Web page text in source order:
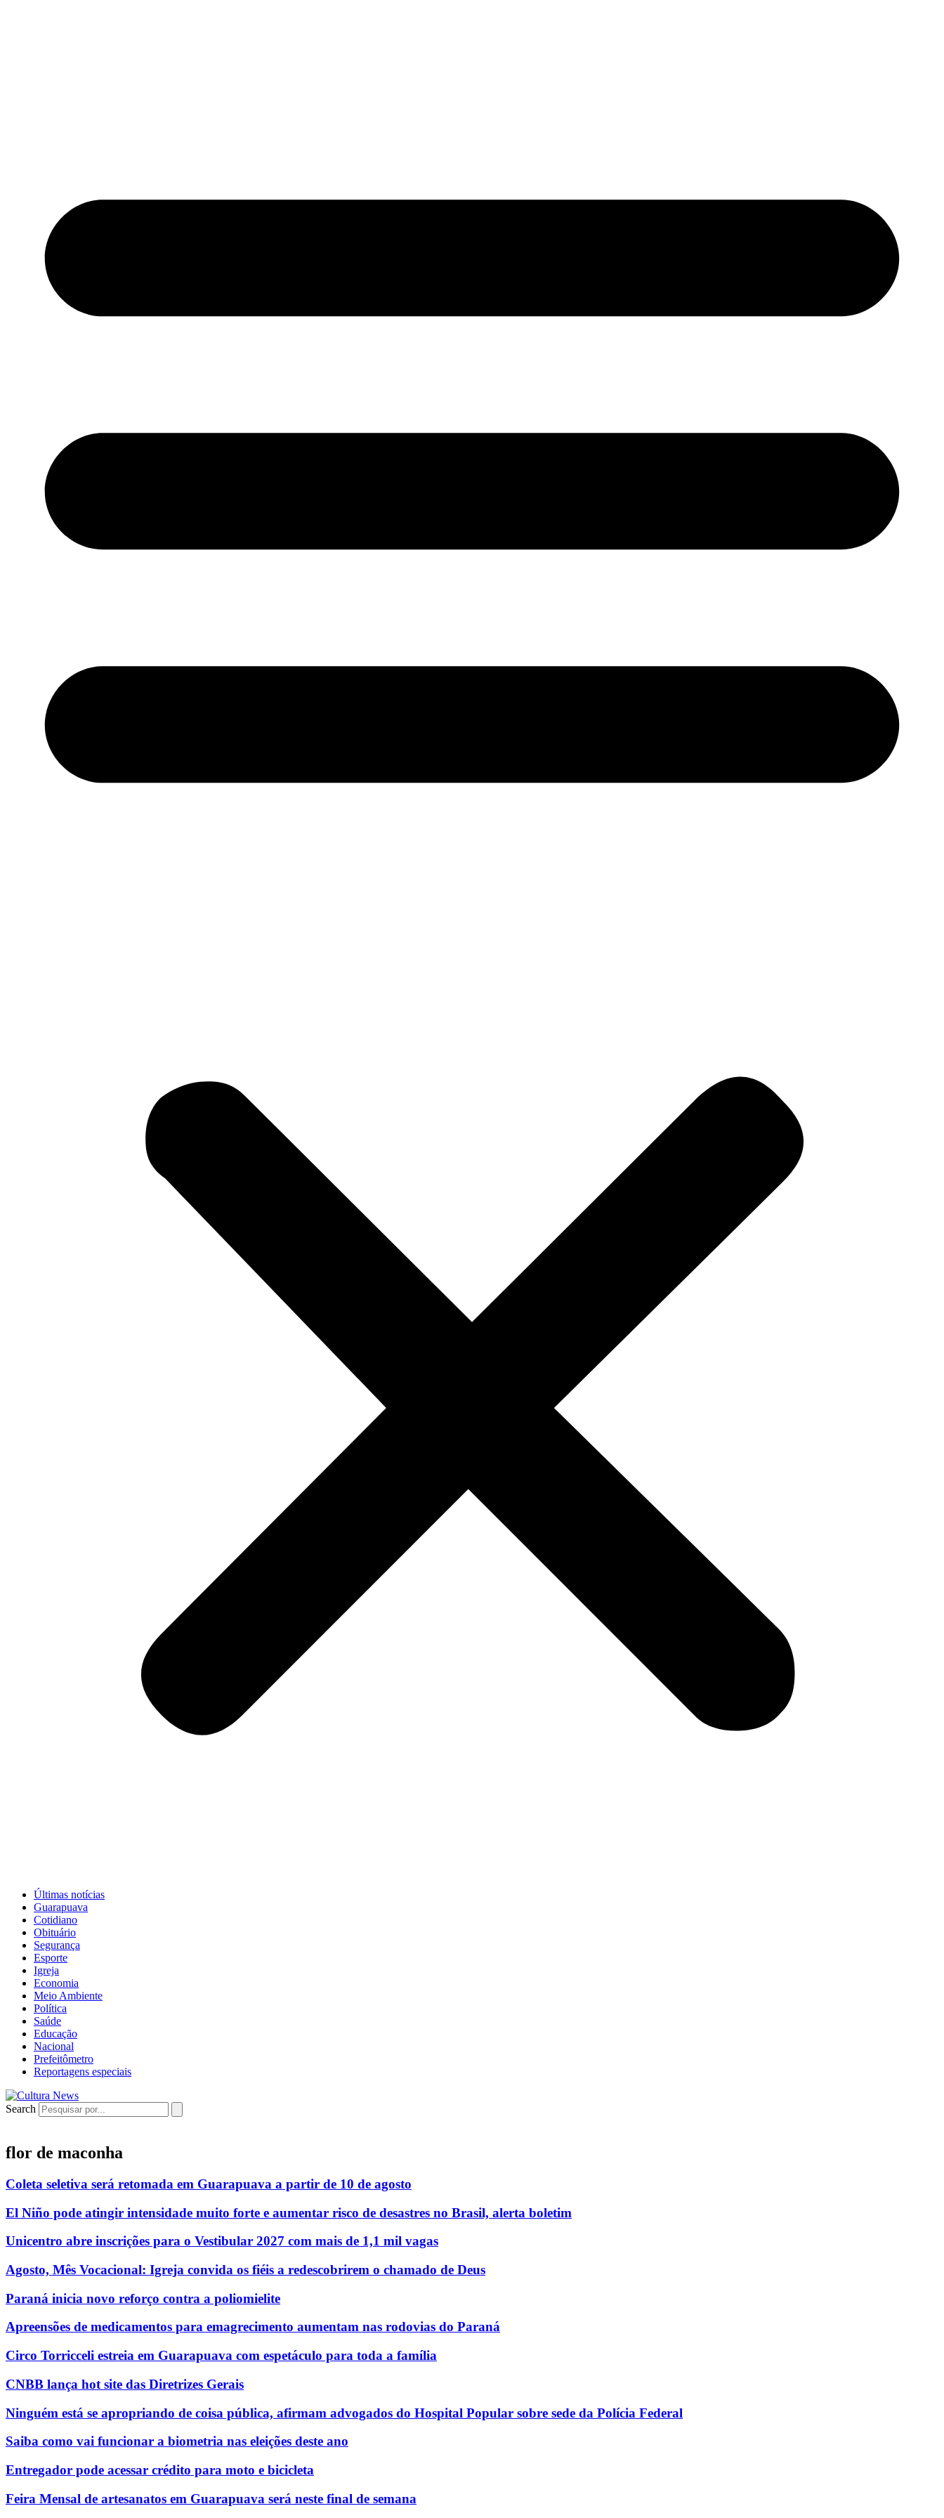
Últimas notícias
Guarapuava
Cotidiano
Obituário
Segurança
Esporte
Igreja
Economia
Meio Ambiente
Política
Saúde
Educação
Nacional
Prefeitômetro
Reportagens especiais
Search
flor de maconha
Coleta seletiva será retomada em Guarapuava a partir de 10 de agosto
El Niño pode atingir intensidade muito forte e aumentar risco de desastres no Brasil, alerta boletim
Unicentro abre inscrições para o Vestibular 2027 com mais de 1,1 mil vagas
Agosto, Mês Vocacional: Igreja convida os fiéis a redescobrirem o chamado de Deus
Paraná inicia novo reforço contra a poliomielite
Apreensões de medicamentos para emagrecimento aumentam nas rodovias do Paraná
Circo Torricceli estreia em Guarapuava com espetáculo para toda a família
CNBB lança hot site das Diretrizes Gerais
Ninguém está se apropriando de coisa pública, afirmam advogados do Hospital Popular sobre sede da Polícia Federal
Saiba como vai funcionar a biometria nas eleições deste ano
Entregador pode acessar crédito para moto e bicicleta
Feira Mensal de artesanatos em Guarapuava será neste final de semana